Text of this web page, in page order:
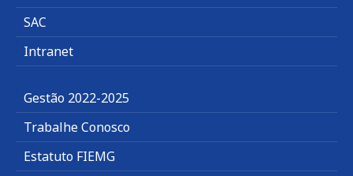
SAC
Intranet
Gestão 2022-2025
Trabalhe Conosco
Estatuto FIEMG